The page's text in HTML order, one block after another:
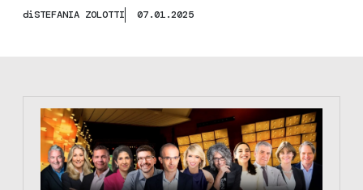
diSTEFANIA ZOLOTTI 07.01.2025
https://tinyurl.com/363fvfm9